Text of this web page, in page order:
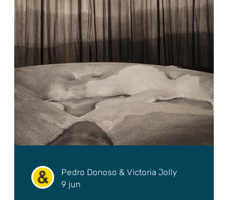
Pedro Donoso & Victoria Jolly
9 jun